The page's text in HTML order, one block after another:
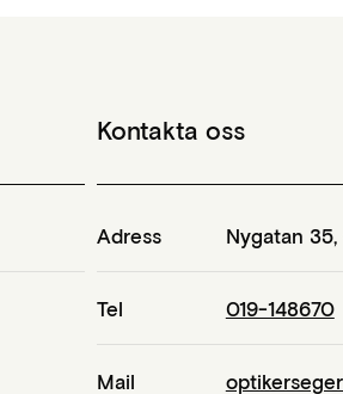
Kontakta oss
Adress Nygatan 35,
Tel 019-148670
Mail